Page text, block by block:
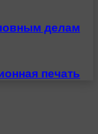
делам
печать